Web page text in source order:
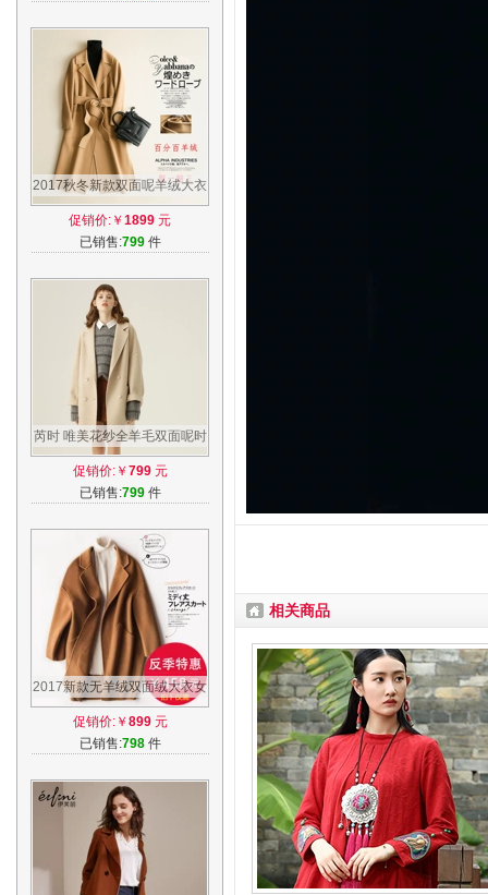
2017秋冬新款双面呢羊绒大衣
韩版中长款呢子系带修身毛呢
外套女
促销价:￥ 1899 元
已销售:799件
芮时 唯美花纱全羊毛双面呢时
髦大廓形手工大衣外套秋冬女
促销价:￥ 799元
已销售:799件
2017新款无羊绒双面绒大衣女
中长款小个子毛呢子外套韩国
反季秋冬
促销价:￥ 899元
已销售:798件
相关商品